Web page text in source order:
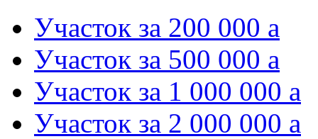
Участок за 200 000 a
Участок за 500 000 a
Участок за 1 000 000 a
Участок за 2 000 000 a